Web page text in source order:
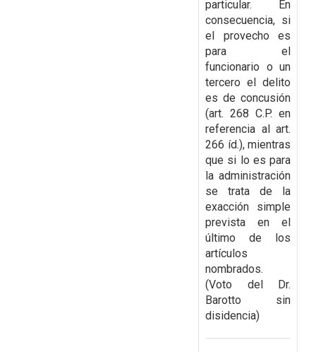
particular. En
consecuencia, si
el provecho es
para el
funcionario o un
tercero el delito
es de concusión
(art. 268 C.P. en
referencia al art.
266 íd.), mientras
que si lo es para
la administración
se trata de la
exacción simple
prevista en el
último de los
artículos
nombrados.
(Voto del Dr.
Barotto sin
disidencia)